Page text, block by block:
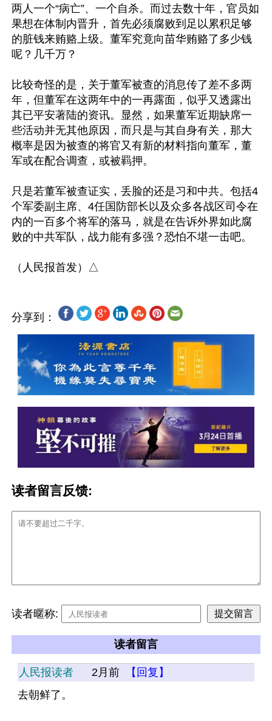
两人一个“病亡”、一个自杀。而过去数十年，官员如
果想在体制内晋升，首先必须腐败到足以累积足够
的脏钱来贿赂上级。董军究竟向苗华贿赂了多少钱
呢？几千万？
比较奇怪的是，关于董军被查的消息传了差不多两
年，但董军在这两年中的一再露面，似乎又透露出
其已平安著陆的资讯。显然，如果董军近期缺席一
些活动并无其他原因，而只是与其自身有关，那大
概率是因为被查的将官又有新的材料指向董军，董
军或在配合调查，或被羁押。
只是若董军被查证实，丢脸的还是习和中共。包括4
个军委副主席、4任国防部长以及众多各战区司令在
内的一百多个将军的落马，就是在告诉外界如此腐
败的中共军队，战力能有多强？恐怕不堪一击吧。
分享到：
读者留言反馈:
读者暱称:
读者留言
人民报读者 2月前
【回复】
去朝鲜了。